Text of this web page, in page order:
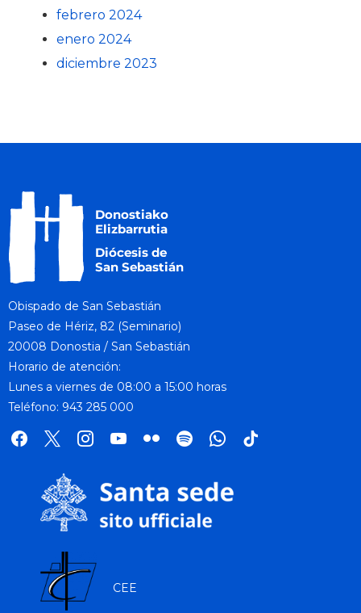
febrero 2024
enero 2024
diciembre 2023
Obispado de San Sebastián
Paseo de Hériz, 82 (Seminario)
20008 Donostia / San Sebastián
Horario de atención:
Lunes a viernes de 08:00 a 15:00 horas
Teléfono: 943 285 000
facebook
x instagramyoutube
flickr spotifywhatsapp
tik
CEE